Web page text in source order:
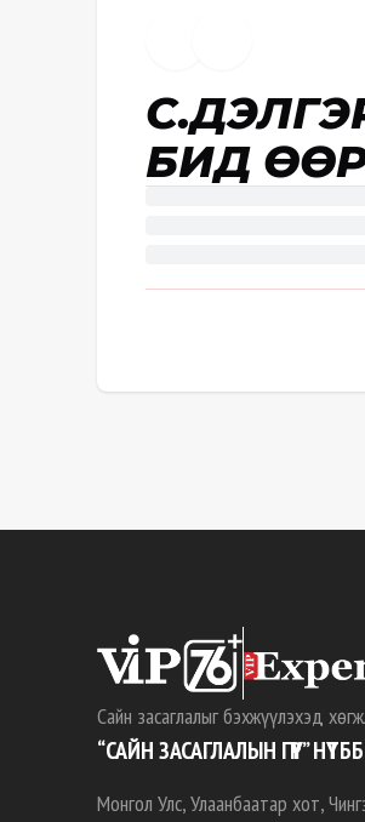
БИД ӨӨР
Сайн засаглалыг бэхжүүлэхэд
“САЙН ЗАСАГЛАЛЫН ГҮҮР” НҮТББ
Монгол Улс, Улаанбаатар хот,